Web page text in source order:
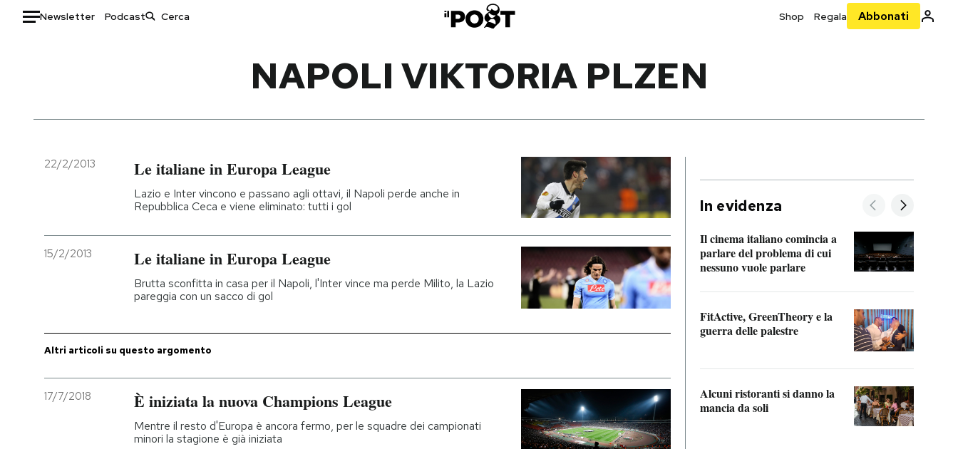
Newsletter Podcast Shop Regala Abbonati
Italia
Politica
Moda
Ok Boomer!
Altrecose
Mondiali calcio 2026
PODCAST
NEWSLETTER
I MIEI PREFERITI
NAPOLI VIKTORIA PLZEN
22/2/2013 Le italiane in Europa League
Lazio e Inter vincono e passano agli ottavi, il Napoli perde anche in
Repubblica Ceca e viene eliminato: tutti i gol
15/2/2013 Le italiane in Europa League
Brutta sconfitta in casa per il Napoli, l'Inter vince ma perde Milito, la Lazio
pareggia con un sacco di gol
Altri articoli su questo argomento
17/7/2018 È iniziata la nuova Champions League
Mentre il resto d'Europa è ancora fermo, per le squadre dei campionati
minori la stagione è già iniziata
In evidenza
Il cinema italiano comincia a
parlare del problema di cui
nessuno vuole parlare
FitActive, GreenTheory e la
guerra delle palestre
Alcuni ristoranti si danno la
mancia da soli